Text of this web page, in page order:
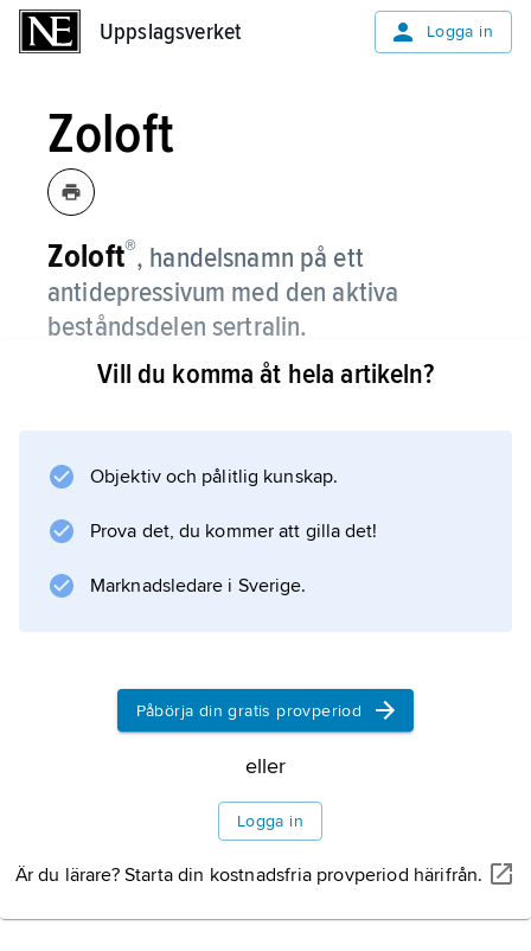
Uppslagsverket Logga in
Zoloft
Zoloft®, handelsnamn på ett
antidepressivum med den aktiva
beståndsdelen sertralin.
Se tabellVill du komma åt hela artikeln?
Objektiv och pålitlig kunskap.
Prova det, du kommer att gilla det!
Marknadsledare i Sverige.
Påbörja din gratis provperiod
eller
Logga in
Är du lärare? Starta din kostnadsfria provperiod härifrån.